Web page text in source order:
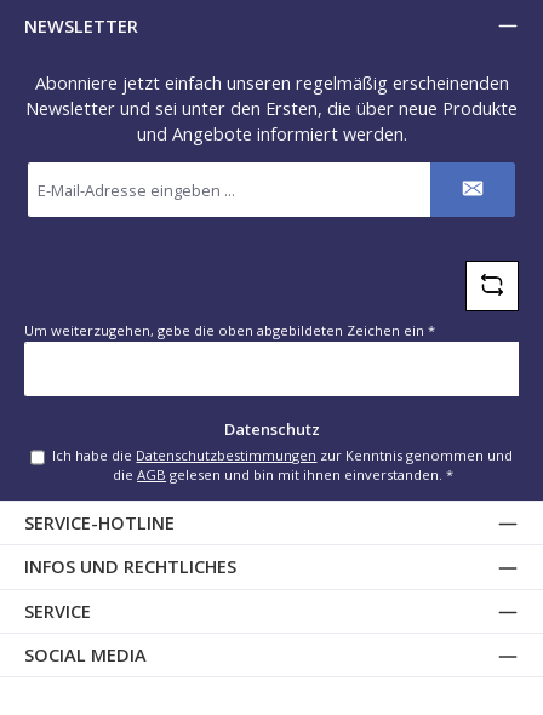
NEWSLETTER
Abonniere jetzt einfach unseren regelmäßig erscheinenden
Newsletter und sei unter den Ersten, die über neue Produkte
und Angebote informiert werden.
Mail-
Adresse
Um weiterzugehen, gebe die oben abgebildeten Zeichen ein *
Datenschutz
Ich habe die Datenschutzbestimmungen zur Kenntnis genommen und
dieAGB gelesen und bin mit ihnen einverstanden.*
SERVICE-HOTLINE
INFOS UND RECHTLICHES
SERVICE
SOCIAL MEDIA